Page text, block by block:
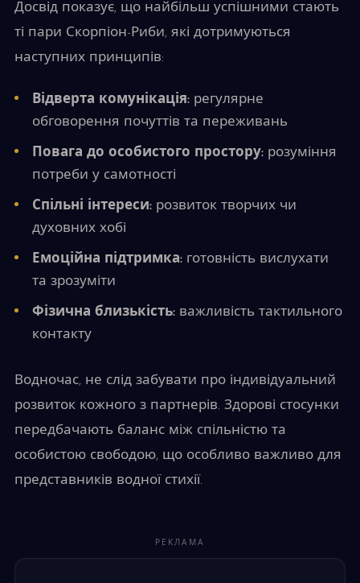
Досвід показує, що найбільш успішними стають
ті пари Скорпіон-Риби, які дотримуються
наступних принципів:
Відверта комунікація:регулярне
обговорення почуттів та переживань
Повага до особистого простору:розуміння
потреби у самотності
Спільні інтереси:розвиток творчих чи
духовних хобі
Емоційна підтримка:готовність вислухати
та зрозуміти
Фізична близькість:важливість тактильного
контакту
Водночас, не слід забувати про індивідуальний
розвиток кожного з партнерів. Здорові стосунки
передбачають баланс між спільністю та
особистою свободою, що особливо важливо для
представників водної стихії.
РЕКЛАМА